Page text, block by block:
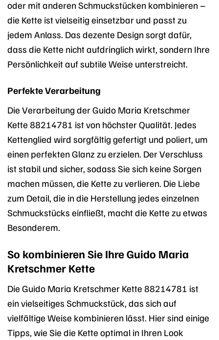
oder mit anderen Schmuckstücken kombinieren –
die Kette ist vielseitig einsetzbar und passt zu
jedem Anlass. Das dezente Design sorgt dafür,
dass die Kette nicht aufdringlich wirkt, sondern Ihre
Persönlichkeit auf subtile Weise unterstreicht.
Perfekte Verarbeitung
Die Verarbeitung der Guido Maria Kretschmer
Kette 88214781 ist von höchster Qualität. Jedes
Kettenglied wird sorgfältig gefertigt und poliert, um
einen perfekten Glanz zu erzielen. Der Verschluss
ist stabil und sicher, sodass Sie sich keine Sorgen
machen müssen, die Kette zu verlieren. Die Liebe
zum Detail, die in die Herstellung jedes einzelnen
Schmuckstücks einfließt, macht die Kette zu etwas
Besonderem.
So kombinieren Sie Ihre Guido Maria
Kretschmer Kette
Die Guido Maria Kretschmer Kette 88214781 ist
ein vielseitiges Schmuckstück, das sich auf
vielfältige Weise kombinieren lässt. Hier sind einige
Tipps, wie Sie die Kette optimal in Ihren Look